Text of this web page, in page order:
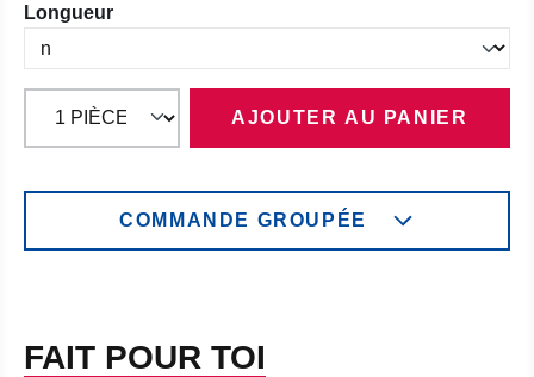
Sélectionnez
Longueur
AJOUTER AU PANIER
COMMANDE GROUPÉE
FAIT POUR TOI